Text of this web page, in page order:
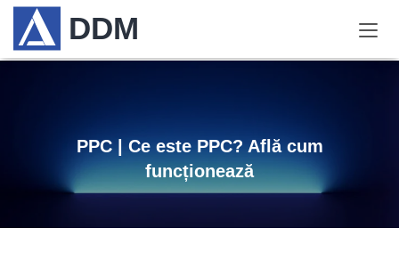
DDM
PPC | Ce este PPC? Află cum
funcționează